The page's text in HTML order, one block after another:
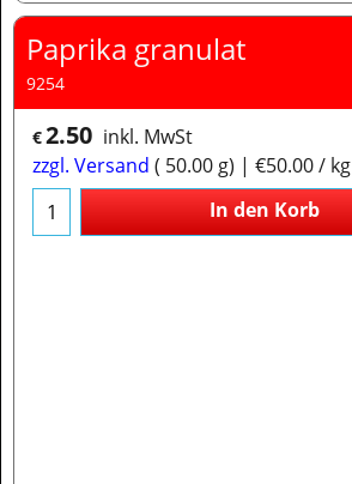
Paprika granulat
9254
€2.50 inkl. MwSt
zzgl. Versand
50.00 g €50.00/ kg
In den Korb